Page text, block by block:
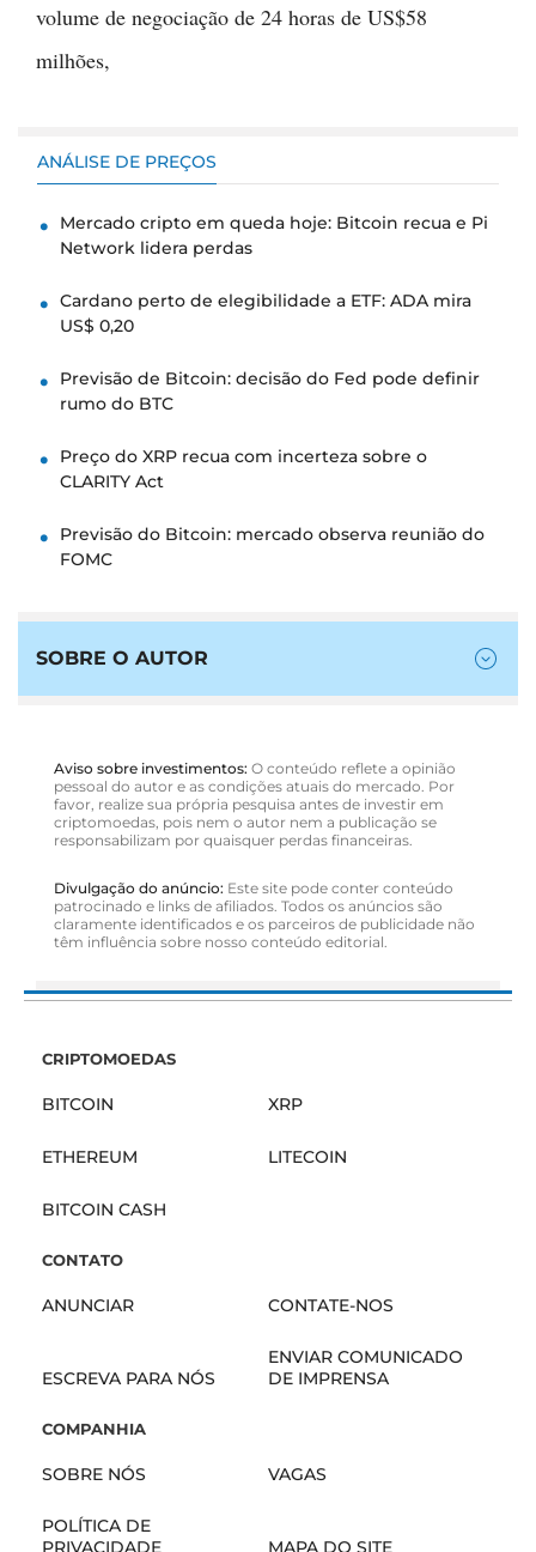
volume de negociação de 24 horas de US$58
milhões,
ANÁLISE DE PREÇOS
Mercado cripto em queda hoje: Bitcoin recua e Pi
Network lidera perdas
Cardano perto de elegibilidade a ETF: ADA mira
US$ 0,20
Previsão de Bitcoin: decisão do Fed pode definir
rumo do BTC
Preço do XRP recua com incerteza sobre o
CLARITY Act
Previsão do Bitcoin: mercado observa reunião do
FOMC
SOBRE O AUTOR
Aviso sobre investimentos: O conteúdo reflete a opinião
pessoal do autor e as condições atuais do mercado. Por
favor, realize sua própria pesquisa antes de investir em
criptomoedas, pois nem o autor nem a publicação se
responsabilizam por quaisquer perdas financeiras.
Divulgação do anúncio: Este site pode conter conteúdo
patrocinado e links de afiliados. Todos os anúncios são
claramente identificados e os parceiros de publicidade não
têm influência sobre nosso conteúdo editorial.
CRIPTOMOEDAS
BITCOIN XRP
ETHEREUM LITECOIN
BITCOIN CASH
CONTATO
ANUNCIAR CONTATE-NOS
ESCREVA PARA NÓS
ENVIAR COMUNICADO
DE IMPRENSA
COMPANHIA
SOBRE NÓS VAGAS
POLÍTICA DE
PRIVACIDADE
MAPA DO SITE